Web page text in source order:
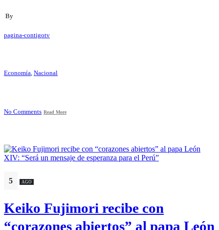
By
pagina-contigotv
Economía, Nacional
No Comments Read More
5 AGO
Keiko Fujimori recibe con
“corazones abiertos” al papa León